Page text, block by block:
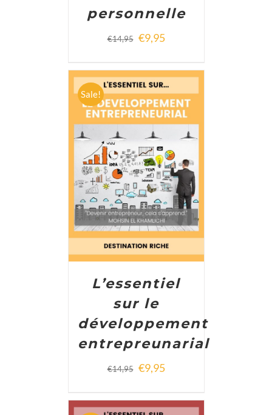
personnelle
€14,95 €9,95
Sale!
ADD TO CART / DETAILS
L’essentiel
sur le
développement
entrepreunarial
€14,95 €9,95